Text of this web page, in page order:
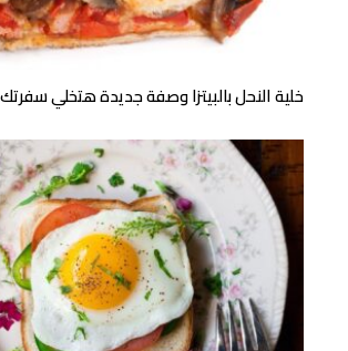
خلية النحل بالبيتزا وصفة جديدة هتخلي